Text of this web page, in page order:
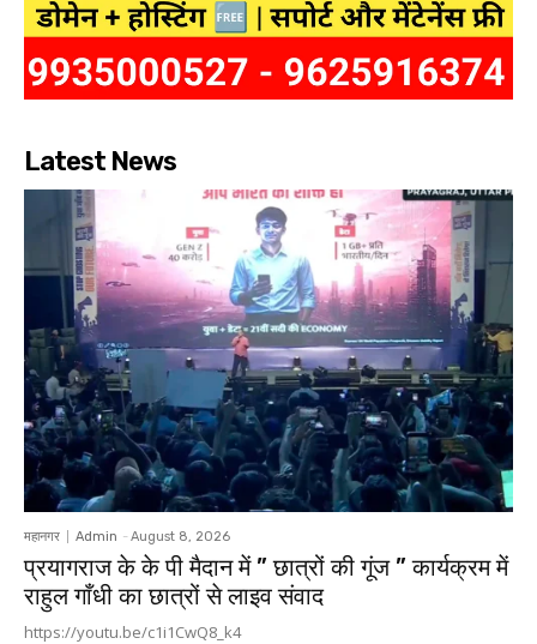
Latest News
महानगर Admin - August 8, 2026
प्रयागराज के के पी मैदान में ” छात्रों की गूंज ” कार्यक्रम में
राहुल गाँधी का छात्रों से लाइव संवाद
https://youtu.be/c1i1CwQ8_k4